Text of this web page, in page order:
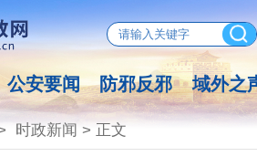
公安要闻 防邪反邪 域外之
时政新闻 > 正文